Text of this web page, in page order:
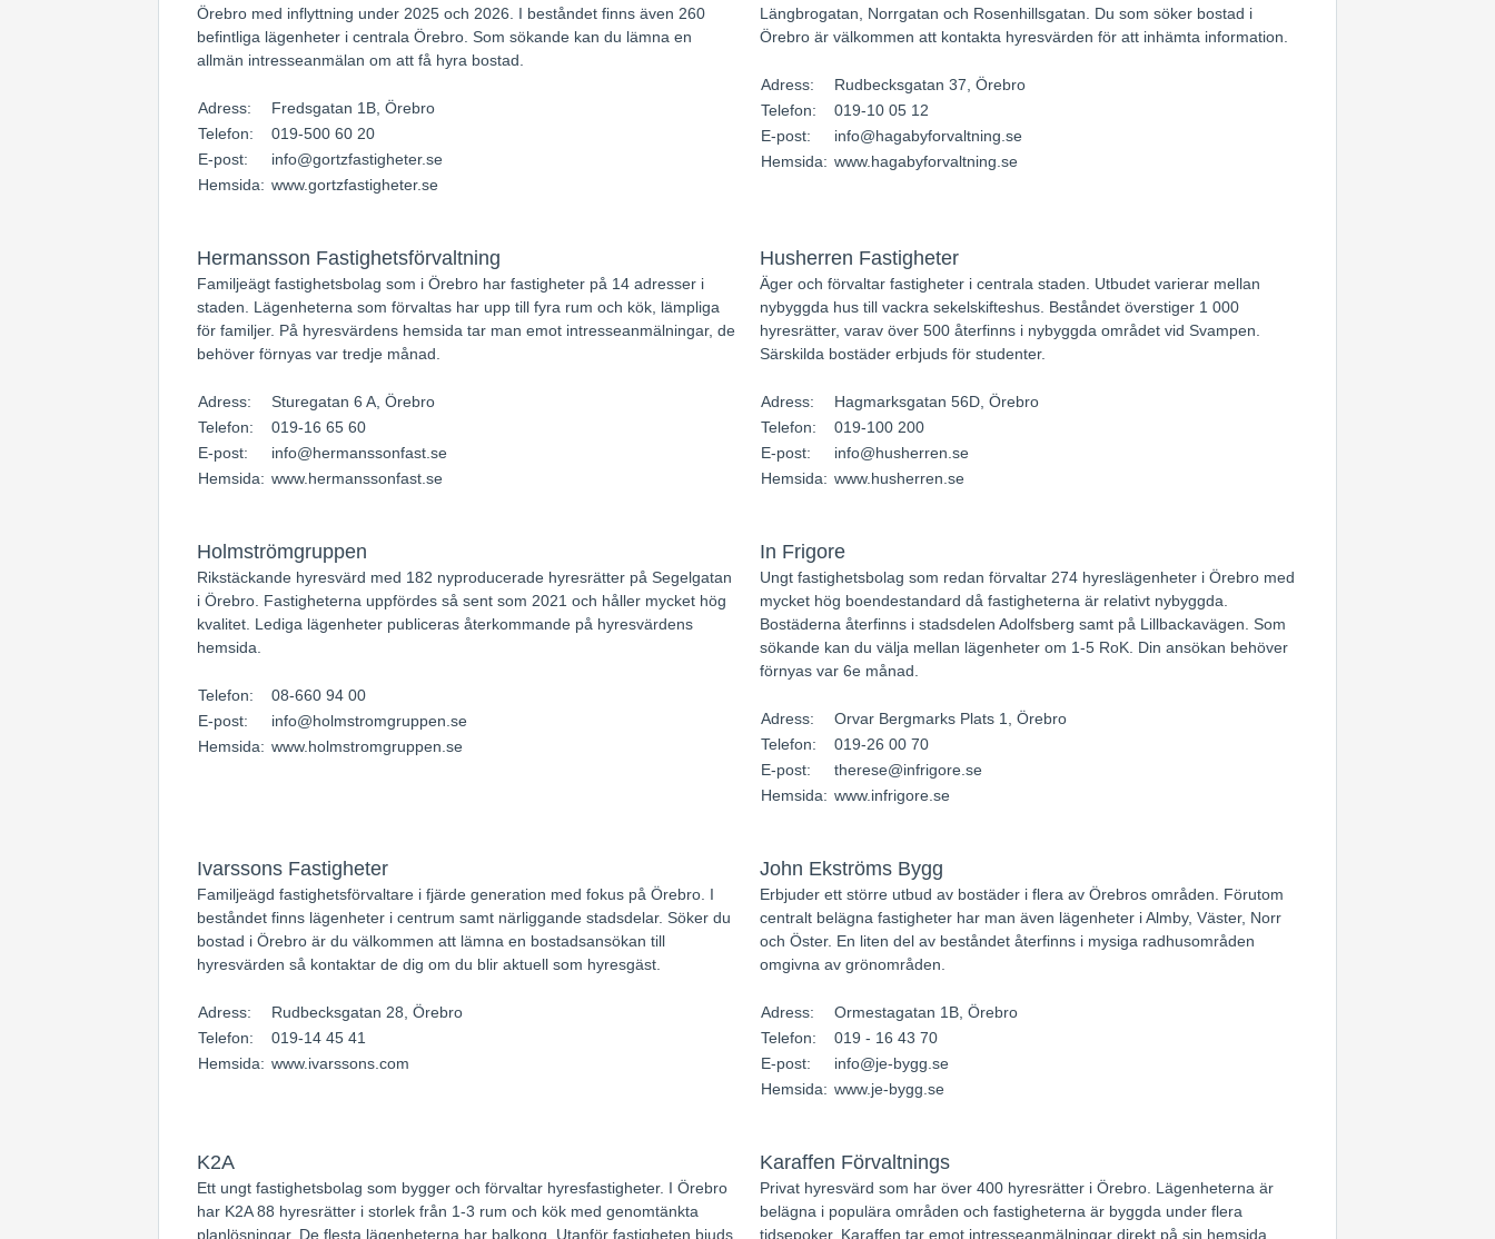
Örebro med inflyttning under 2025 och 2026. I beståndet finns även 260
befintliga lägenheter i centrala Örebro. Som sökande kan du lämna en
allmän intresseanmälan om att få hyra bostad.
Adress:
Fredsgatan 1B, Örebro
Telefon:
019-500 60 20
E-post:
info@gortzfastigheter.se
Hemsida: www.gortzfastigheter.se
Längbrogatan, Norrgatan och Rosenhillsgatan. Du som söker bostad i
Örebro är välkommen att kontakta hyresvärden för att inhämta information.
Adress:
Rudbecksgatan 37, Örebro
Telefon:
019-10 05 12
E-post:
info@hagabyforvaltning.se
Hemsida: www.hagabyforvaltning.se
Hermansson Fastighetsförvaltning
Familjeägt fastighetsbolag som i Örebro har fastigheter på 14 adresser i
staden. Lägenheterna som förvaltas har upp till fyra rum och kök, lämpliga
för familjer. På hyresvärdens hemsida tar man emot intresseanmälningar, de
behöver förnyas var tredje månad.
Adress:
Sturegatan 6 A, Örebro
Telefon:
019-16 65 60
E-post:
info@hermanssonfast.se
Hemsida: www.hermanssonfast.se
Husherren Fastigheter
Äger och förvaltar fastigheter i centrala staden. Utbudet varierar mellan
nybyggda hus till vackra sekelskifteshus. Beståndet överstiger 1 000
hyresrätter, varav över 500 återfinns i nybyggda området vid Svampen.
Särskilda bostäder erbjuds för studenter.
Adress:
Hagmarksgatan 56D, Örebro
Telefon:
019-100 200
E-post:
info@husherren.se
Hemsida: www.husherren.se
Holmströmgruppen
Rikstäckande hyresvärd med 182 nyproducerade hyresrätter på Segelgatan
i Örebro. Fastigheterna uppfördes så sent som 2021 och håller mycket hög
kvalitet. Lediga lägenheter publiceras återkommande på hyresvärdens
hemsida.
Telefon:
08-660 94 00
E-post:
info@holmstromgruppen.se
Hemsida: www.holmstromgruppen.se
In Frigore
Ungt fastighetsbolag som redan förvaltar 274 hyreslägenheter i Örebro med
mycket hög boendestandard då fastigheterna är relativt nybyggda.
Bostäderna återfinns i stadsdelen Adolfsberg samt på Lillbackavägen. Som
sökande kan du välja mellan lägenheter om 1-5 RoK. Din ansökan behöver
förnyas var 6e månad.
Adress:
Orvar Bergmarks Plats 1, Örebro
Telefon:
019-26 00 70
E-post:
therese@infrigore.se
Hemsida: www.infrigore.se
Ivarssons Fastigheter
Familjeägd fastighetsförvaltare i fjärde generation med fokus på Örebro. I
beståndet finns lägenheter i centrum samt närliggande stadsdelar. Söker du
bostad i Örebro är du välkommen att lämna en bostadsansökan till
hyresvärden så kontaktar de dig om du blir aktuell som hyresgäst.
Adress:
Rudbecksgatan 28, Örebro
Telefon:
019-14 45 41
Hemsida: www.ivarssons.com
John Ekströms Bygg
Erbjuder ett större utbud av bostäder i flera av Örebros områden. Förutom
centralt belägna fastigheter har man även lägenheter i Almby, Väster, Norr
och Öster. En liten del av beståndet återfinns i mysiga radhusområden
omgivna av grönområden.
Adress:
Ormestagatan 1B, Örebro
Telefon:
019 - 16 43 70
E-post:
info@je-bygg.se
Hemsida: www.je-bygg.se
K2A
Ett ungt fastighetsbolag som bygger och förvaltar hyresfastigheter. I Örebro
har K2A 88 hyresrätter i storlek från 1-3 rum och kök med genomtänkta
planlösningar. De flesta lägenheterna har balkong. Utanför fastigheten bjuds
Karaffen Förvaltnings
Privat hyresvärd som har över 400 hyresrätter i Örebro. Lägenheterna är
belägna i populära områden och fastigheterna är byggda under flera
tidsepoker. Karaffen tar emot intresseanmälningar direkt på sin hemsida.